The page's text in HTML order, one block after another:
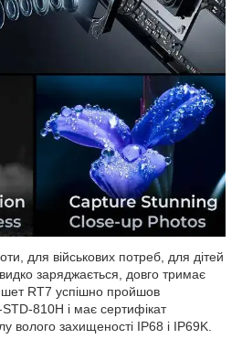
для військових потреб, для дітей
заряджається, довго тримає
RT7 успішно пройшов
810H і має сертифікат
волого захищеності IP68 і IP69K.